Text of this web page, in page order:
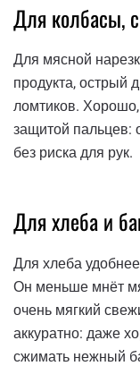
Для колбасы,
Для мясной
продукта, острый
ломтиков. Хорошо,
защитой пальцев:
без риска для рук.
Для хлеба и
Для хлеба
Он меньше мнёт
очень мягкий
аккуратно: даже
сжимать нежный